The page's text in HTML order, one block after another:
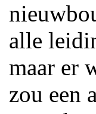
alle
maar er
zou een